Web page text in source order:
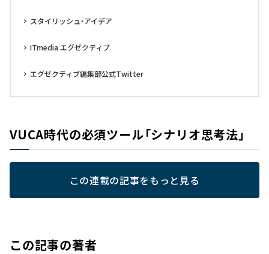
スタイリッシュ・アイデア
ITmedia エグゼクティブ
エグゼクティブ編集部公式Twitter
VUCA時代の必須ツール「シナリオ思考法」
この連載の記事をもっと見る
この記事の著者